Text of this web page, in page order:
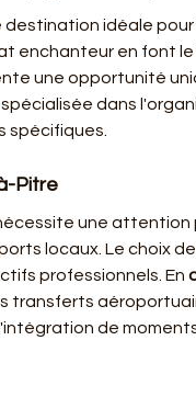
idéale
enchanteur en font
une opportunité
dans
spécifiques.
Pitre
une attention
locaux. Le choix
professionnels. En
transferts
de